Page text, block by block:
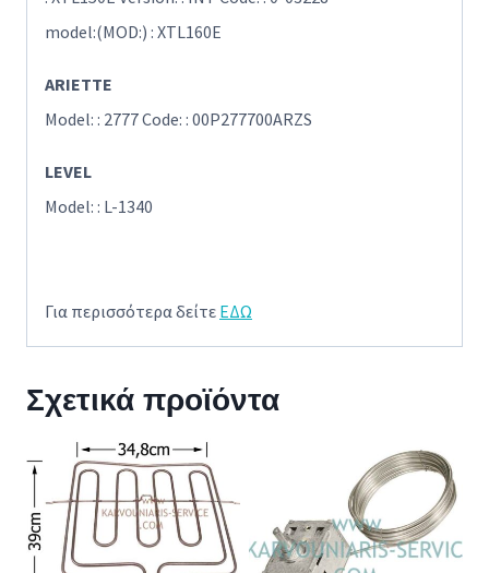
model:(MOD:) : XTL160E
ARIETTE
Model: : 2777 Code: : 00P277700ARZS
LEVEL
Model: : L-1340
Για περισσότερα δείτε ΕΔΩ
Σχετικά προϊόντα